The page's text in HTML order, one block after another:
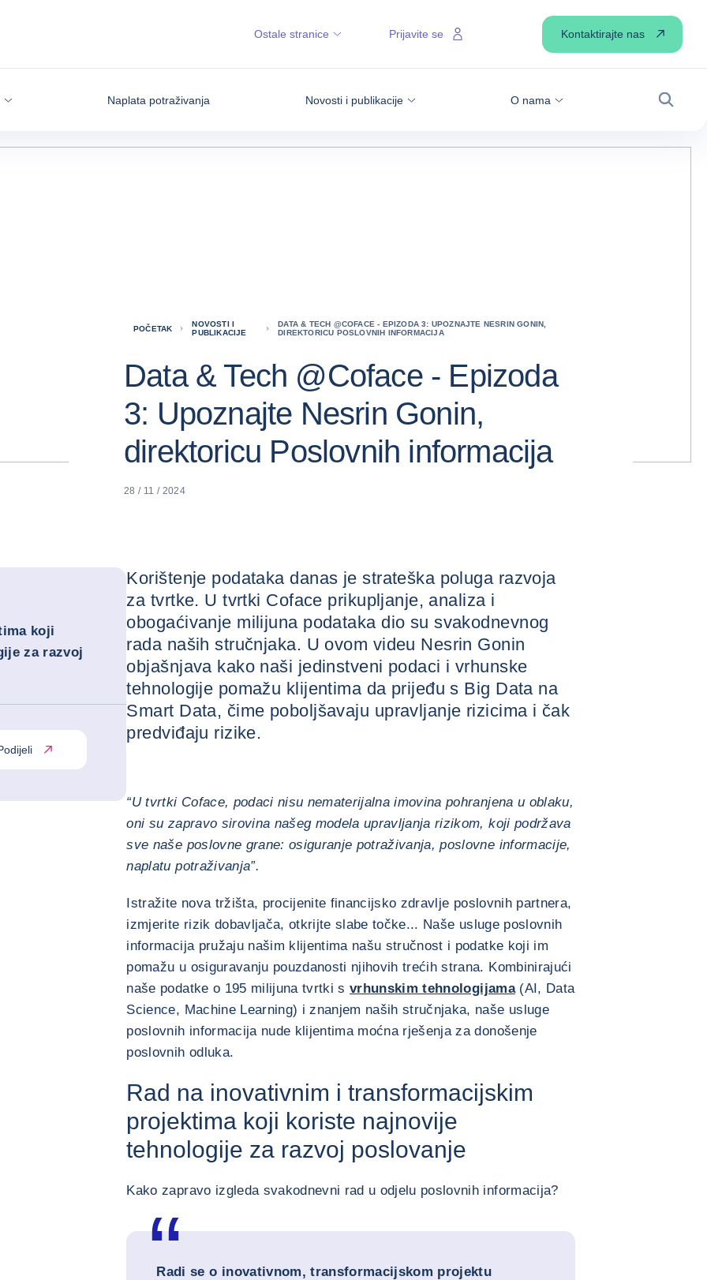
Naplata potraživanja Novosti i publikacije O nama
Ostale stranice Prijavite se Kontaktirajte nas
POČETAK
NOVOSTI I
PUBLIKACIJE
DATA & TECH @COFACE - EPIZODA 3: UPOZNAJTE NESRIN GONIN,
DIREKTORICU POSLOVNIH INFORMACIJA
Data & Tech @Coface - Epizoda
3: Upoznajte Nesrin Gonin,
direktoricu Poslovnih informacija
28 / 11 / 2024
koji
za razvoj
Korištenje podataka danas je strateška poluga razvoja
za tvrtke. U tvrtki Coface prikupljanje, analiza i
obogaćivanje milijuna podataka dio su svakodnevnog
rada naših stručnjaka. U ovom videu Nesrin Gonin
objašnjava kako naši jedinstveni podaci i vrhunske
tehnologije pomažu klijentima da prijeđu s Big Data na
Smart Data, čime poboljšavaju upravljanje rizicima i čak
predviđaju rizike.
“U tvrtki Coface, podaci nisu nematerijalna imovina pohranjena u oblaku,
oni su zapravo sirovina našeg modela upravljanja rizikom, koji podržava
sve naše poslovne grane: osiguranje potraživanja, poslovne informacije,
naplatu potraživanja”.
Istražite nova tržišta, procijenite financijsko zdravlje poslovnih partnera,
izmjerite rizik dobavljača, otkrijte slabe točke... Naše usluge poslovnih
informacija pružaju našim klijentima našu stručnost i podatke koji im
pomažu u osiguravanju pouzdanosti njihovih trećih strana. Kombinirajući
naše podatke o 195 milijuna tvrtki svrhunskim tehnologijama(AI, Data
Science, Machine Learning) i znanjem naših stručnjaka, naše usluge
poslovnih informacija nude klijentima moćna rješenja za donošenje
poslovnih odluka.
Rad na inovativnim i transformacijskim
projektima koji koriste najnovije
tehnologije za razvoj poslovanje
Kako zapravo izgleda svakodnevni rad u odjelu poslovnih informacija?
Radi se o inovativnom, transformacijskom projektu